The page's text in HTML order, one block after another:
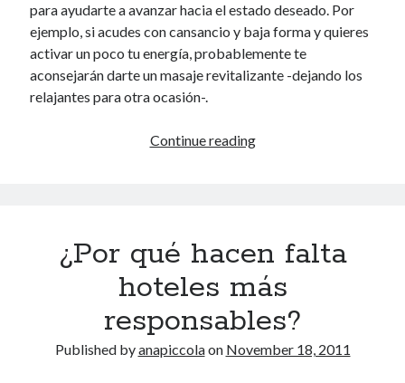
February 2011
January 2011
December 2010
October 2010
September 2010
February 2010
January 2010
August 2009
para ayudarte a avanzar hacia el estado deseado. Por
ejemplo, si acudes con cansancio y baja forma y quieres
activar un poco tu energía, probablemente te
aconsejarán darte un masaje revitalizante -dejando los
relajantes para otra ocasión-.
Continue readingVelada
Madrid
¿Por qué hacen falta
hoteles más
responsables?
Published byanapiccolaon November 18, 2011